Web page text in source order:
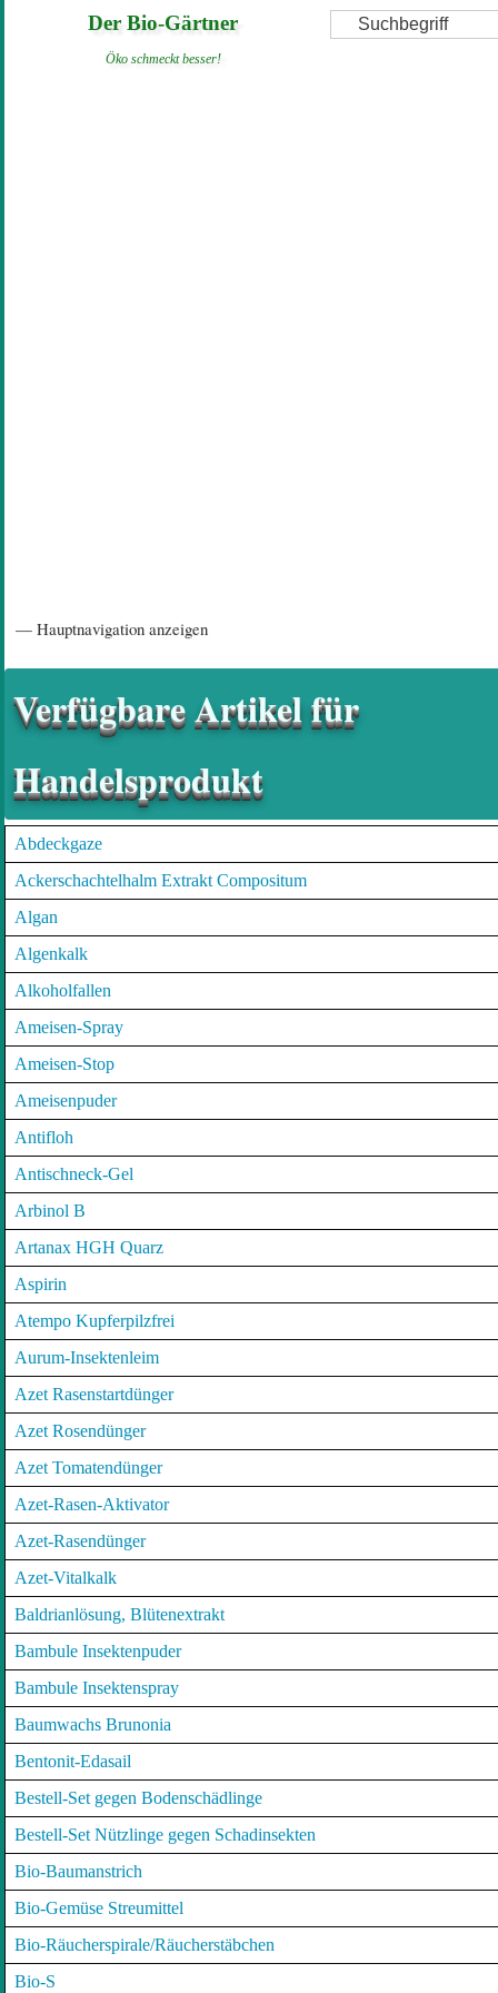
Suche
Der Bio-Gärtner
Öko schmeckt besser!
— Hauptnavigation anzeigen
Verfügbare Artikel für
Handelsprodukt
Abdeckgaze
Ackerschachtelhalm Extrakt Compositum
Algan
Algenkalk
Alkoholfallen
Ameisen-Spray
Ameisen-Stop
Ameisenpuder
Antifloh
Antischneck-Gel
Arbinol B
Artanax HGH Quarz
Aspirin
Atempo Kupferpilzfrei
Aurum-Insektenleim
Azet Rasenstartdünger
Azet Rosendünger
Azet Tomatendünger
Azet-Rasen-Aktivator
Azet-Rasendünger
Azet-Vitalkalk
Baldrianlösung, Blütenextrakt
Bambule Insektenpuder
Bambule Insektenspray
Baumwachs Brunonia
Bentonit-Edasail
Bestell-Set gegen Bodenschädlinge
Bestell-Set Nützlinge gegen Schadinsekten
Bio-Baumanstrich
Bio-Gemüse Streumittel
Bio-Räucherspirale/Räucherstäbchen
Bio-S